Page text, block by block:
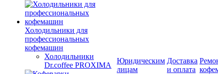
Холодильники для
профессиональных
кофемашин
Холодильники
Dr.coffee PROXIMA
Юридическим
лицам
Доставка
и оплата